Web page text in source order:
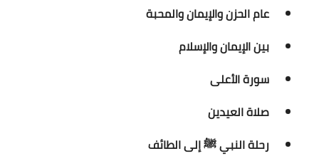
عام الحزن والإيمان والمحبة
بين الإيمان والإسلام
سورة الأعلى
صلاة العيدين
رحلة النبي ﷺ إلى الطائف